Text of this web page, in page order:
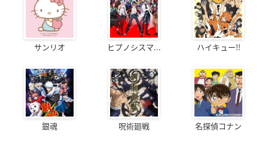
サンリオ ヒプノシスマ... ハイキュー!!
銀魂 呪術廻戦 名探偵コナン